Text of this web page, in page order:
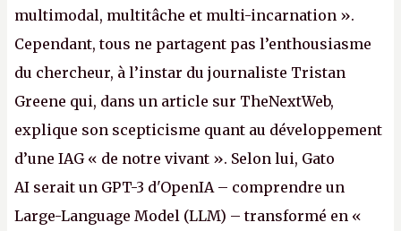
multimodal, multitâche et multi-incarnation ».
Cependant, tous ne partagent pas l’enthousiasme
du chercheur, à l’instar du journaliste Tristan
Greene qui, dans un article sur TheNextWeb,
explique son scepticisme quant au développement
d’une IAG « de notre vivant ». Selon lui, Gato
AI serait un GPT-3 d'OpenIA – comprendre un
Large-Language Model (LLM) – transformé en «